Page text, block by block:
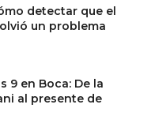
detectar que el
un problema
9 en Boca: De la
al presente de